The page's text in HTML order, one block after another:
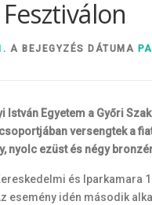
A BEJEGYZÉS DÁTUMA
István Egyetem a Győri
versengtek a
nyolc ezüst és négy
és Iparkamara
esemény idén második